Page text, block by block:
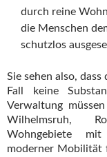
durch reine
die Menschen
schutzlos
Sie sehen also,
Fall keine
Verwaltung
Wilhelmsruh,
Wohngebiete mit
moderner Mobilität